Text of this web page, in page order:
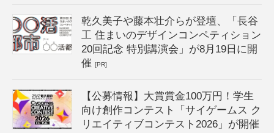
乾久美子や藤本壮介らが登壇、「長谷
工 住まいのデザインコンペティション
20回記念 特別講演会」が8月19日に開
催[PR]
【公募情報】大賞賞金100万円！学生
向け創作コンテスト「サイゲームス ク
リエイティブコンテスト2026」が開催